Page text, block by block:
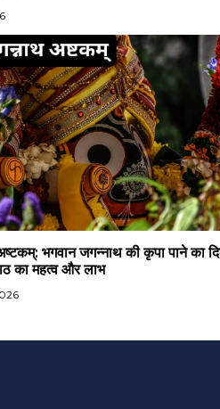
भगवान जगन्नाथ की कृपा पाने का
का महत्व और लाभ